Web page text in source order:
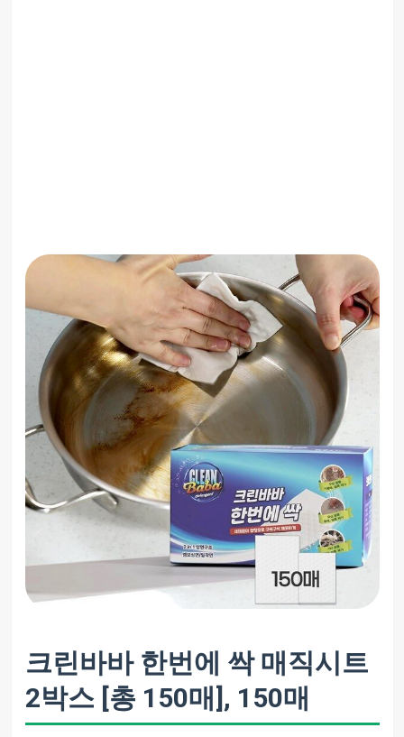
크린바바 한번에 싹 매직시트
2박스 [총 150매], 150매